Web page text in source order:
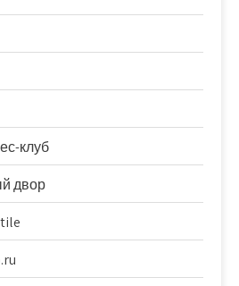
клуб
двор